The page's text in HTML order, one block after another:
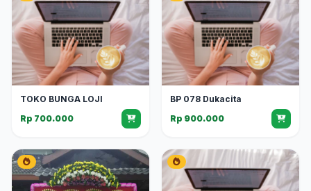
TOKO BUNGA LOJI
Rp 700.000
BP 078 Dukacita
Rp 900.000